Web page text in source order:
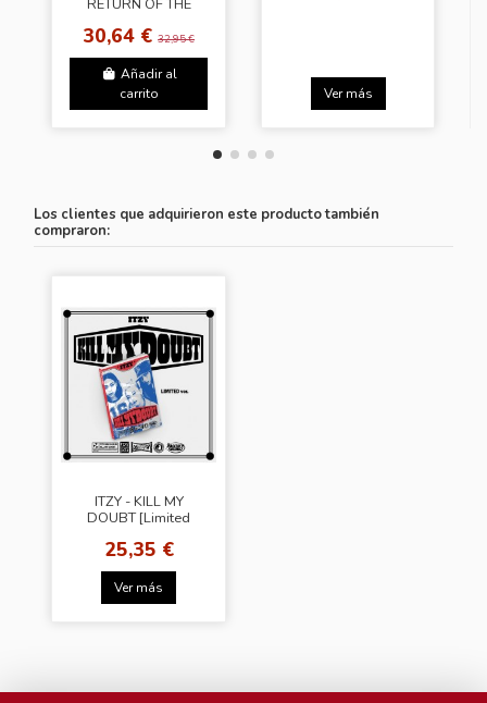
30,64 €32,95 €
Añadir al
carrito
Ver más
Los clientes que adquirieron este producto también
compraron:
ITZY - KILL MY
DOUBT [Limited
Photo Card(BDM)
25,35 €
Ver más